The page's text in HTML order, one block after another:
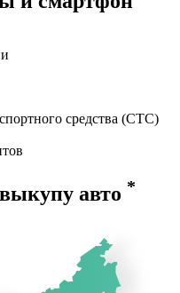
средства (СТС)
авто *